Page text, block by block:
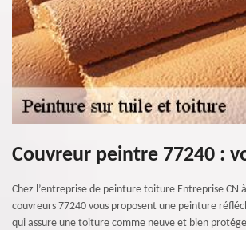
Couvreur peintre 77240 :
Chez l’entreprise de peinture toiture Entreprise CN
couvreurs 77240 vous proposent une peinture
qui assure une toiture comme neuve et bien